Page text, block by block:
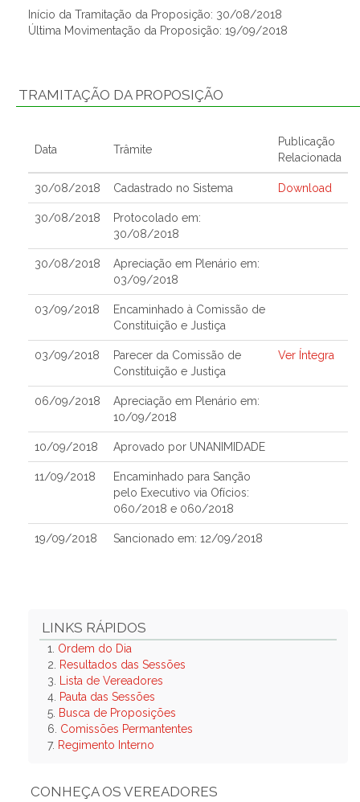
Início da Tramitação da Proposição: 30/08/2018
Última Movimentação da Proposição: 19/09/2018
TRAMITAÇÃO DA PROPOSIÇÃO
Data Trâmite
Publicação
Relacionada
30/08/2018 Cadastrado no Sistema Download
30/08/2018
Protocolado em:
30/08/2018
30/08/2018
Apreciação em Plenário em:
03/09/2018
03/09/2018
Encaminhado à Comissão de
Constituição e Justiça
03/09/2018
Parecer da Comissão de
Constituição e Justiça
Ver Íntegra
06/09/2018
Apreciação em Plenário em:
10/09/2018
10/09/2018 Aprovado por UNANIMIDADE
11/09/2018
Encaminhado para Sanção
pelo Executivo via Ofícios:
060/2018 e 060/2018
19/09/2018 Sancionado em: 12/09/2018
LINKS RÁPIDOS
1. Ordem do Dia
2.
Resultados das Sessões
3.
Lista de Vereadores
4. Pauta das Sessões
5. Busca de Proposições
6. Comissões Permantentes
7. Regimento Interno
CONHEÇA OS VEREADORES